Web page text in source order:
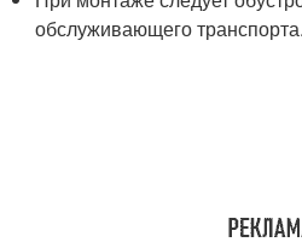
обслуживающего транспорта.